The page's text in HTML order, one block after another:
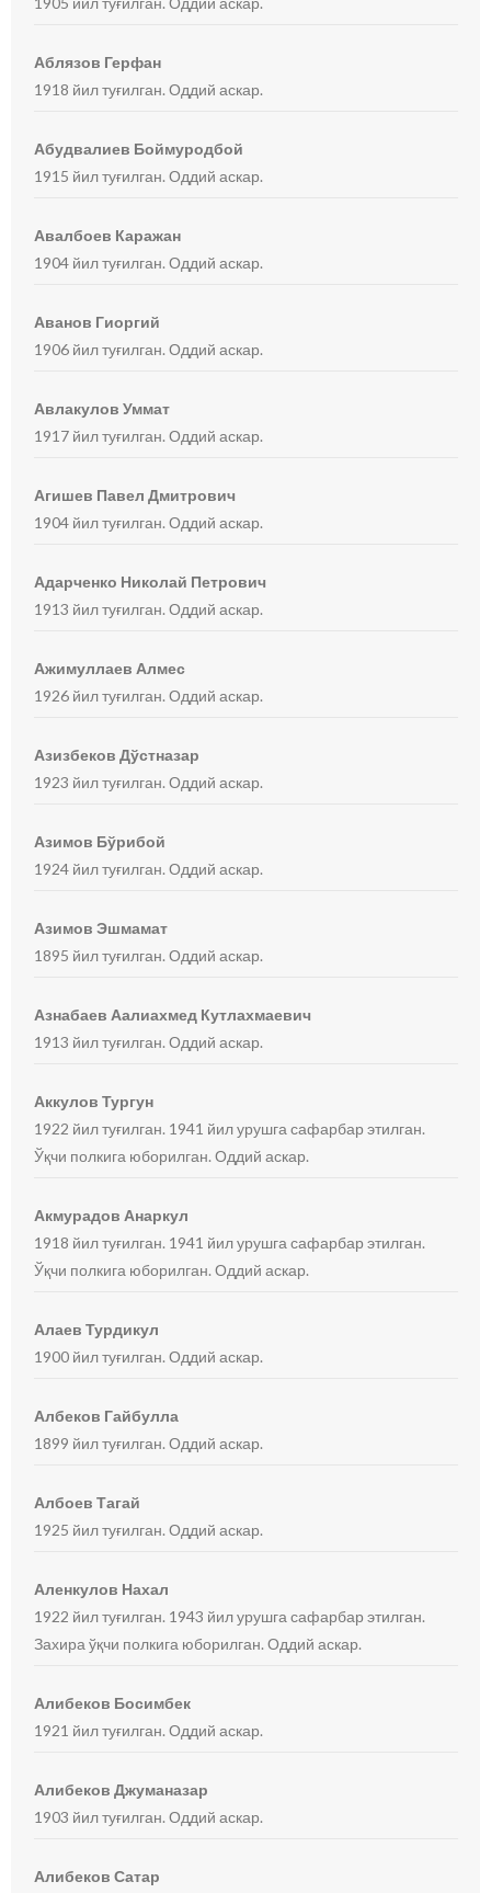
Аблязов Герфан
1918 йил туғилган. Оддий аскар.
Абудвалиев Боймуродбой
1915 йил туғилган. Оддий аскар.
Авалбоев Каражан
1904 йил туғилган. Оддий аскар.
Аванов Гиоргий
1906 йил туғилган. Оддий аскар.
Авлакулов Уммат
1917 йил туғилган. Оддий аскар.
Агишев Павел Дмитрович
1904 йил туғилган. Оддий аскар.
Адарченко Николай Петрович
1913 йил туғилган. Оддий аскар.
Ажимуллаев Алмес
1926 йил туғилган. Оддий аскар.
Азизбеков Дўстназар
1923 йил туғилган. Оддий аскар.
Азимов Бўрибой
1924 йил туғилган. Оддий аскар.
Азимов Эшмамат
1895 йил туғилган. Оддий аскар.
Азнабаев Аалиахмед Кутлахмаевич
1913 йил туғилган. Оддий аскар.
Аккулов Тургун
1922 йил туғилган. 1941 йил урушга сафарбар этилган.
Ўқчи полкига юборилган. Оддий аскар.
Акмурадов Анаркул
1918 йил туғилган. 1941 йил урушга сафарбар этилган.
Ўқчи полкига юборилган. Оддий аскар.
Алаев Турдикул
1900 йил туғилган. Оддий аскар.
Албеков Гайбулла
1899 йил туғилган. Оддий аскар.
Албоев Тагай
1925 йил туғилган. Оддий аскар.
Аленкулов Нахал
1922 йил туғилган. 1943 йил урушга сафарбар этилган.
Захира ўқчи полкига юборилган. Оддий аскар.
Алибеков Босимбек
1921 йил туғилган. Оддий аскар.
Алибеков Джуманазар
1903 йил туғилган. Оддий аскар.
Алибеков Сатар